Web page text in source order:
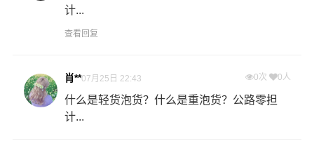
池）危险废物（化工废物、医疗废物）
服务优势
1、张掖到张家口危险品运输公司拥有危险品运输相关资
计...
查看回复
肖**07月25日 22:43 0次 0人
什么是轻货泡货？什么是重泡货？公路零担
计...